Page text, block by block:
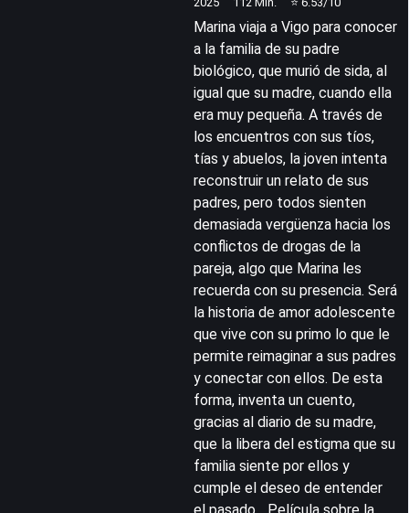
Marina viaja a Vigo para conocer
a la familia de su padre
biológico, que murió de sida, al
igual que su madre, cuando ella
era muy pequeña. A través de
los encuentros con sus tíos,
tías y abuelos, la joven intenta
reconstruir un relato de sus
padres, pero todos sienten
demasiada vergüenza hacia los
conflictos de drogas de la
pareja, algo que Marina les
recuerda con su presencia. Será
la historia de amor adolescente
que vive con su primo lo que le
permite reimaginar a sus padres
y conectar con ellos. De esta
forma, inventa un cuento,
gracias al diario de su madre,
que la libera del estigma que su
familia siente por ellos y
cumple el deseo de entender